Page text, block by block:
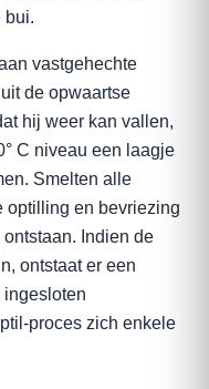
bui.
vastgehechte
de opwaartse
hij weer kan vallen,
C niveau een laagje
Smelten alle
optilling en bevriezing
Indien de
ontstaat er een
proces zich enkele